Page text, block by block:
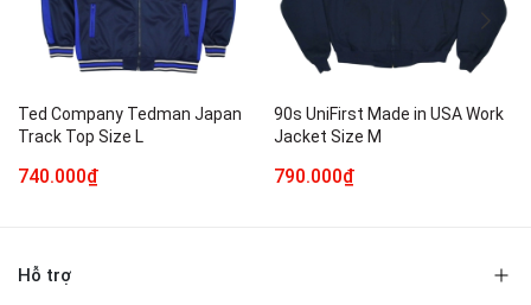
Ted Company Tedman Japan
Track Top Size L
740.000₫
90s UniFirst Made in USA Work
Jacket Size M
790.000₫
Hỗ trợ